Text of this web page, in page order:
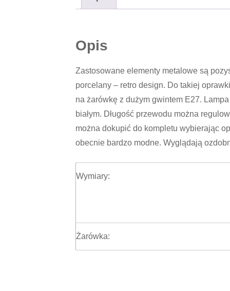
Opis
Zastosowane elementy metalowe są
porcelany – retro design. Do takiej
na żarówkę z dużym gwintem E27.
białym. Długość przewodu można
można dokupić do kompletu wybierając
obecnie bardzo modne. Wyglądają
Wymiary:
Żarówka: